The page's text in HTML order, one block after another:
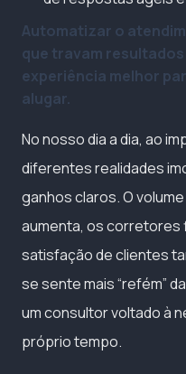
Automatizar o
que travam
experiência melhor
alugar.
No nosso dia a dia, ao
diferentes realidades
ganhos claros. O
aumenta, os corretores
satisfação de clientes
se sente mais “refém”
um consultor voltado à
próprio tempo.